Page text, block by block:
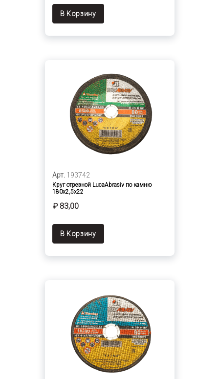
В Корзину
Арт. 193742
Круг отрезной LucaAbrasiv по камню
180х2,5х22
₽ 83,00
В Корзину